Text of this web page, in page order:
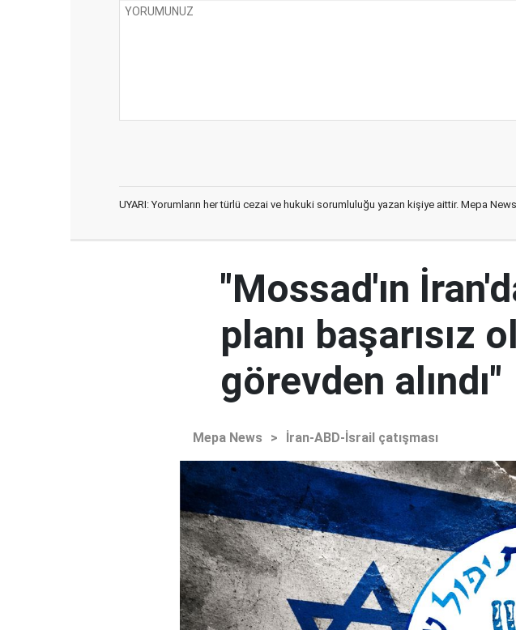
UYARI: Yorumların her türlü cezai ve hukuki sorumluluğu yazan kişiye aittir. Mepa
"Mossad'ın
planı başarısız
görevden alındı"
Mepa News > İran-ABD-İsrail çatışması